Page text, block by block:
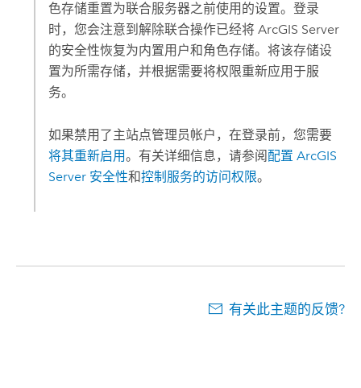
色存储重置为联合服务器之前使用的设置。登录
时，您会注意到解除联合操作已经将 ArcGIS Server
的安全性恢复为内置用户和角色存储。将该存储设
置为所需存储，并根据需要将权限重新应用于服
务。
如果禁用了主站点管理员帐户，在登录前，您需要
将其重新启用。有关详细信息，请参阅配置 ArcGIS
Server安全性和控制服务的访问权限。
有关此主题的反馈?